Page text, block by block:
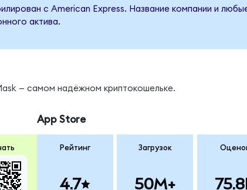
с American Express. Название компании и
актива.
— самом надёжном криптокошельке.
App Store
Рейтинг
4.7
Загрузок
50M+